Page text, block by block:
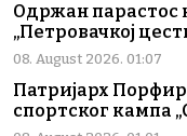
Одржан парастос
„Петровачкој
08. August 2026. 01:07
Патријарх
спортског кампа